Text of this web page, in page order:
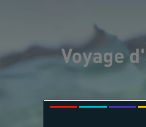
Voyage